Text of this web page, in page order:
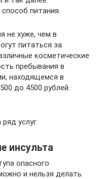
питания.
не хуже, чем в
питаться за
косметические
пребывания в
находящемся в
до 4500 рублей.
услуг
инсульта
опасного
и нельзя делать